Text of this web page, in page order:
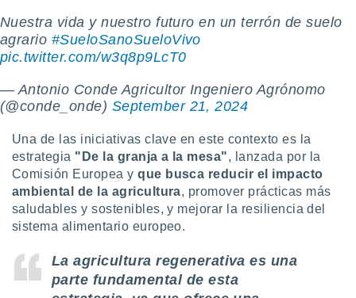
Nuestra vida y nuestro futuro en un terrón de suelo
agrario #SueloSanoSueloVivo
pic.twitter.com/w3q8p9LcT0
— Antonio Conde Agricultor Ingeniero Agrónomo
(@conde_onde) September 21, 2024
Una de las iniciativas clave en este contexto es la
estrategia "De la granja a la mesa", lanzada por la
Comisión Europea yque busca reducir el impacto
ambiental de la agricultura, promover prácticas más
saludables y sostenibles, y mejorar la resiliencia del
sistema alimentario europeo.
La agricultura regenerativa es una
parte fundamental de esta